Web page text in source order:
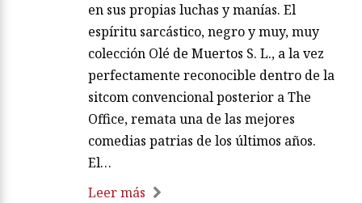
en sus propias luchas y manías. El
espíritu sarcástico, negro y muy, muy
colección Olé de Muertos S. L., a la vez
perfectamente reconocible dentro de la
sitcom convencional posterior a The
Office, remata una de las mejores
comedias patrias de los últimos años.
El…
Leer más